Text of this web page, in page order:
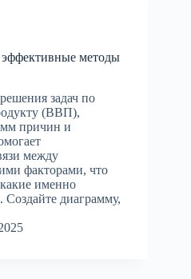
методы
задач по
(ВВП),
причин и
между
факторами, что
именно
диаграмму,